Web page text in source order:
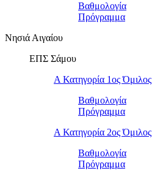
Βαθμολογία
Πρόγραμμα
Νησιά Αιγαίου
ΕΠΣ Σάμου
Α Κατηγορία 1ος Όμιλος
Βαθμολογία
Πρόγραμμα
Α Κατηγορία 2ος Όμιλος
Βαθμολογία
Πρόγραμμα